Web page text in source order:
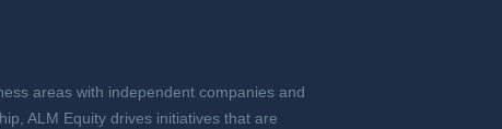
areas with independent companies and
ALM Equity drives initiatives that are